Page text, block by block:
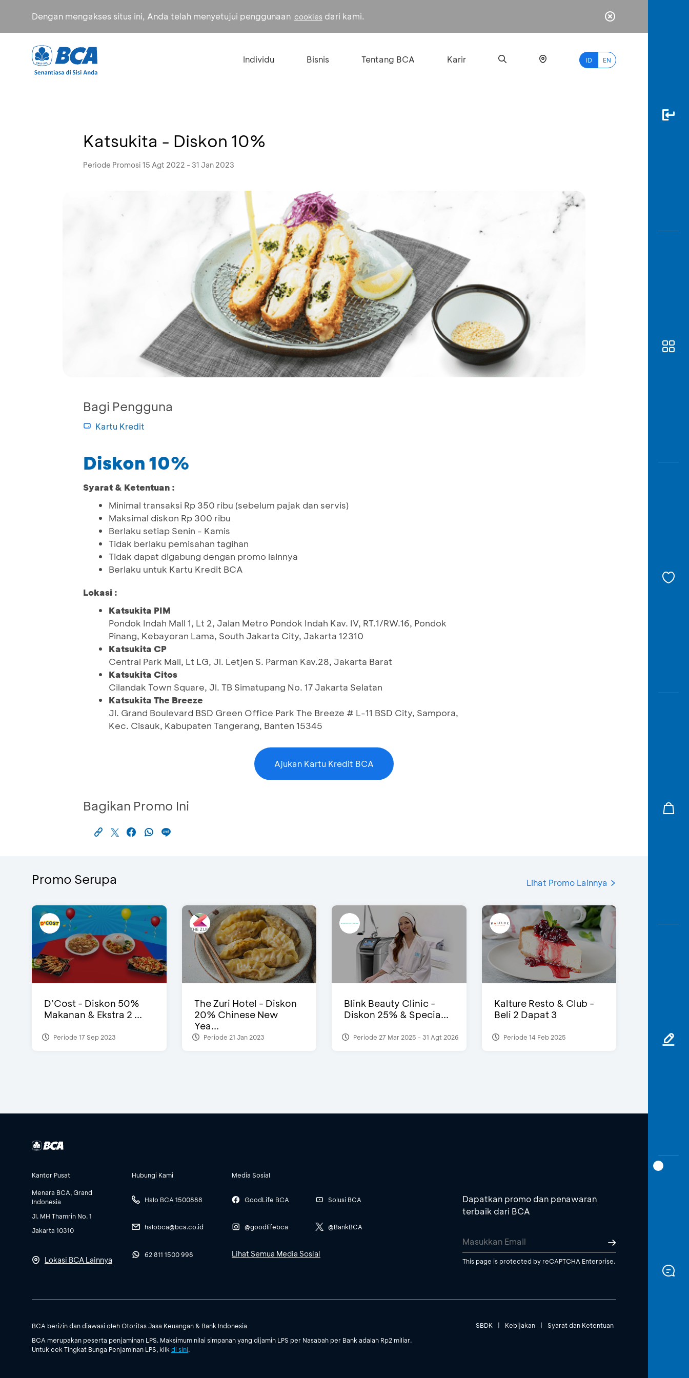
Dengan mengakses situs ini, Anda telah menyetujui penggunaan cookies dari kami.
Individu Bisnis Tentang BCA Karir ID EN
Awas
Katsukita - Diskon 10%
Periode Promosi 15 Agt 2022 - 31 Jan 2023
Bagi Pengguna
Kartu Kredit
Diskon 10%
Syarat & Ketentuan :
Minimal transaksi Rp 350 ribu (sebelum pajak dan servis)
Maksimal diskon Rp 300 ribu
Berlaku setiap Senin - Kamis
Tidak berlaku pemisahan tagihan
Tidak dapat digabung dengan promo lainnya
Berlaku untuk Kartu Kredit BCA
Lokasi :
Katsukita PIM
Pondok Indah Mall 1, Lt 2, Jalan Metro Pondok Indah Kav. IV, RT.1/RW.16, Pondok
Pinang, Kebayoran Lama, South Jakarta City, Jakarta 12310
Katsukita CP
Central Park Mall, Lt LG, Jl. Letjen S. Parman Kav.28, Jakarta Barat
Katsukita Citos
Cilandak Town Square, Jl. TB Simatupang No. 17 Jakarta Selatan
Katsukita The Breeze
Jl. Grand Boulevard BSD Green Office Park The Breeze # L-11 BSD City, Sampora,
Kec. Cisauk, Kabupaten Tangerang, Banten 15345
Ajukan Kartu Kredit BCA
Bagikan Promo Ini
Promo Serupa Lihat Promo Lainnya
D’Cost - Diskon 50%
Makanan & Ekstra 2 ...
Periode 17 Sep 2023
The Zuri Hotel - Diskon
20% Chinese New
Yea...
Periode 21 Jan 2023
Blink Beauty Clinic -
Diskon 25% & Specia...
Periode 27 Mar 2025 - 31 Agt 2026
Kalture Resto & Club -
Beli 2 Dapat 3
Periode 14 Feb 2025
Kantor Pusat
Menara BCA, Grand
Indonesia
Jl. MH Thamrin No. 1
Jakarta 10310
Lokasi BCA Lainnya
Hubungi Kami
Halo BCA 1500888
halobca@bca.co.id
62 811 1500 998
Media Sosial
GoodLife BCA
@goodlifebca
Solusi BCA
@BankBCA
Lihat Semua Media Sosial
Dapatkan promo dan penawaran
terbaik dari BCA
This page is protected by reCAPTCHA Enterprise.
SBDK | Kebijakan | Syarat dan Ketentuan
BCA berizin dan diawasi oleh Otoritas Jasa Keuangan & Bank Indonesia
BCA merupakan peserta penjaminan LPS. Maksimum nilai simpanan yang dijamin LPS per Nasabah per Bank adalah Rp2 miliar.
Untuk cek Tingkat Bunga Penjaminan LPS, klik di sini.